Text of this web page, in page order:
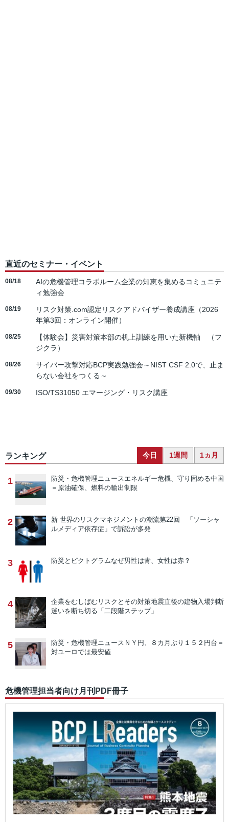
直近のセミナー・イベント
08/18
AIの危機管理コラボルーム企業の知恵を集めるコミュニテ
ィ勉強会
08/19
リスク対策.com認定リスクアドバイザー養成講座（2026
年第3回：オンライン開催）
08/25
【体験会】災害対策本部の机上訓練を用いた新機軸 （フ
ジクラ）
08/26
サイバー攻撃対応BCP実践勉強会～NIST CSF 2.0で、止ま
らない会社をつくる～
09/30 ISO/TS31050 エマージング・リスク講座
ランキング 今日 1週間 1ヵ月
1 防災・危機管理ニュースエネルギー危機、守り固める中国
＝原油確保、燃料の輸出制限
2 新 世界のリスクマネジメントの潮流第22回 「ソーシャ
ルメディア依存症」で訴訟が多発
3 防災とピクトグラムなぜ男性は青、女性は赤？
4 企業をむしばむリスクとその対策地震直後の建物入場判断
迷いを断ち切る「二段階ステップ」
5 防災・危機管理ニュース ＮＹ円、８カ月ぶり１５２円台＝
対ユーロでは最安値
危機管理担当者向け月刊PDF冊子